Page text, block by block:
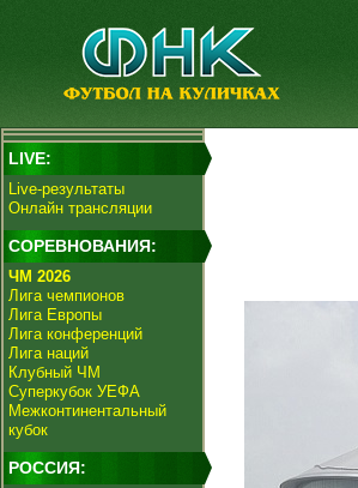
LIVE:
Live-результаты
Онлайн трансляции
СОРЕВНОВАНИЯ:
ЧМ 2026
Лига чемпионов
Лига Европы
Лига конференций
Лига наций
Клубный ЧМ
Суперкубок УЕФА
Межконтинентальный
кубок
РОССИЯ: